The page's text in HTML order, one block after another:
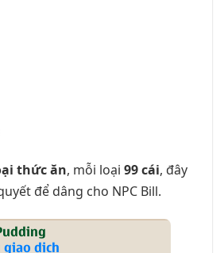
thức ăn, mỗi loại 99 cái, đây
để dâng cho NPC Bill.